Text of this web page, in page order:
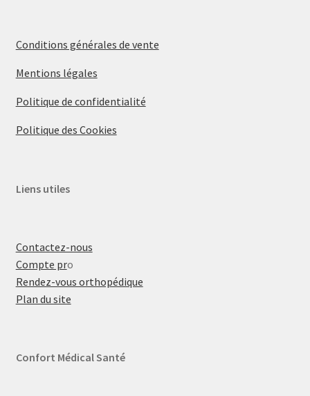
Conditions générales de vente
Mentions légales
Politique de confidentialité
Politique des Cookies
Liens utiles
Contactez-nous
Compte pro
Rendez-vous orthopédique
Plan du site
Confort Médical Santé